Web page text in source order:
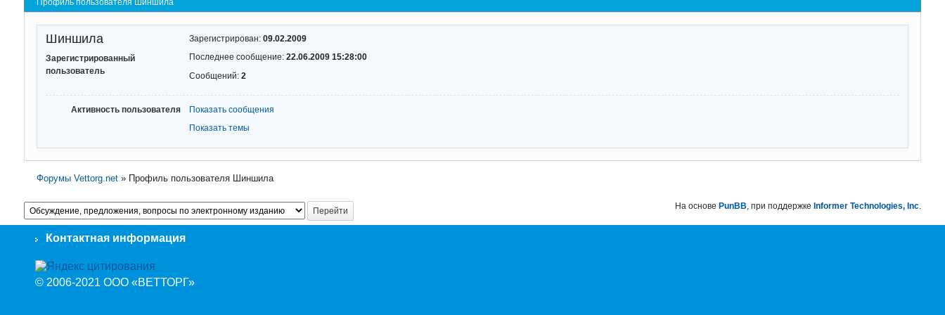
Шиншила
Зарегистрированный
пользователь
Зарегистрирован: 09.02.2009
Последнее сообщение: 22.06.2009 15:28:00
Сообщений: 2
Активность пользователя
Показать сообщения
Показать темы
Форумы Vettorg.net » Профиль пользователя Шиншила
На основеPunBB, при поддержкеInformer Technologies, Inc.
Контактная информация
© 2006-2021 ООО «ВЕТТОРГ»